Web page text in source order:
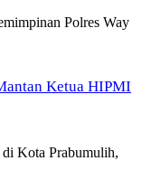
Polres Way
Ketua HIPMI
Kota Prabumulih,